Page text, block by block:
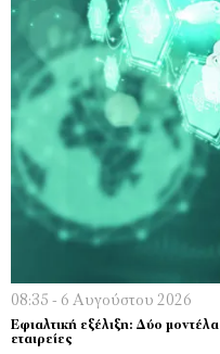
08:35 - 6 Αυγούστου 2026
Εφιαλτική εξέλιξη: Δύο
εταιρείες